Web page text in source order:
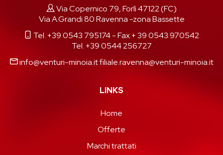
Via Copernico 79, Forlì 47122 (FC)
Via A.Grandi 80 Ravenna -zona Bassette
Tel. +39 0543 795174- Fax + 39 0543 970542
Tel. +39 0544 256727
info@venturi-minoia.itfiliale.ravenna@venturi-minoia.it
LINKS
Home
Offerte
Marchi trattati